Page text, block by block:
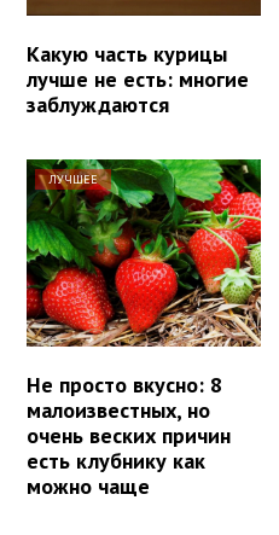
Какую часть курицы
лучше не есть: многие
заблуждаются
ЛУЧШЕЕ
Не просто вкусно: 8
малоизвестных, но
очень веских причин
есть клубнику как
можно чаще